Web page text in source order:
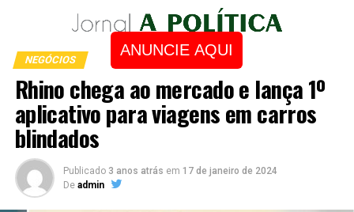
ANUNCIE AQUI
NEGÓCIOS
Rhino chega ao mercado e lança 1º
aplicativo para viagens em carros
blindados
Publicado 3 anos atrás em 17 de janeiro de 2024
De admin